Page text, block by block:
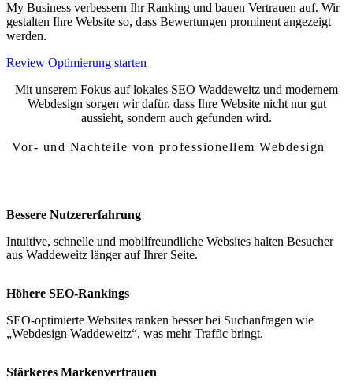
My Business verbessern Ihr Ranking und bauen Vertrauen auf. Wir
gestalten Ihre Website so, dass Bewertungen prominent angezeigt
werden.
Review Optimierung starten
Mit unserem Fokus auf lokales SEO Waddeweitz und modernem
Webdesign sorgen wir dafür, dass Ihre Website nicht nur gut
aussieht, sondern auch gefunden wird.
Vor- und Nachteile von professionellem Webdesign
Bessere Nutzererfahrung
Intuitive, schnelle und mobilfreundliche Websites halten Besucher
aus Waddeweitz länger auf Ihrer Seite.
Höhere SEO-Rankings
SEO-optimierte Websites ranken besser bei Suchanfragen wie
„Webdesign Waddeweitz“, was mehr Traffic bringt.
Stärkeres Markenvertrauen